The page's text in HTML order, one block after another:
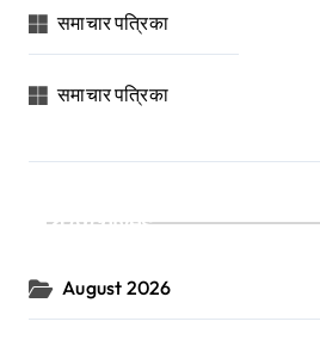
समाचार पत्रिका
समाचार पत्रिका
Archives
August 2026